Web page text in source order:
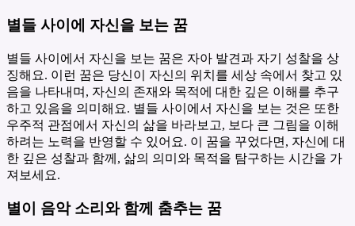
별들 사이에 자신을 보는 꿈
별들 사이에서 자신을 보는 꿈은 자아 발견과 자기 성찰을 상
징해요. 이런 꿈은 당신이 자신의 위치를 세상 속에서 찾고 있
음을 나타내며, 자신의 존재와 목적에 대한 깊은 이해를 추구
하고 있음을 의미해요. 별들 사이에서 자신을 보는 것은 또한
우주적 관점에서 자신의 삶을 바라보고, 보다 큰 그림을 이해
하려는 노력을 반영할 수 있어요. 이 꿈을 꾸었다면, 자신에 대
한 깊은 성찰과 함께, 삶의 의미와 목적을 탐구하는 시간을 가
져보세요.
별이 음악 소리와 함께 춤추는 꿈